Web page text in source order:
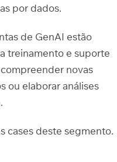
por dados.
de GenAI estão
treinamento e suporte
novas
ou elaborar análises
cases deste segmento.